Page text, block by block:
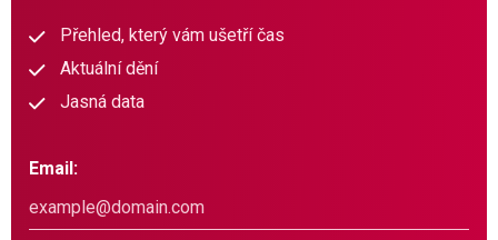
Přehled, který vám ušetří čas
Aktuální dění
Jasná data
Email: